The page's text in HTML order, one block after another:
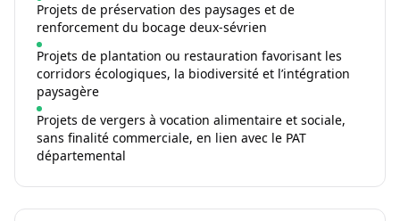
Projets de préservation des paysages et de
renforcement du bocage deux-sévrien
Projets de plantation ou restauration favorisant les
corridors écologiques, la biodiversité et l’intégration
paysagère
Projets de vergers à vocation alimentaire et sociale,
sans finalité commerciale, en lien avec le PAT
départemental